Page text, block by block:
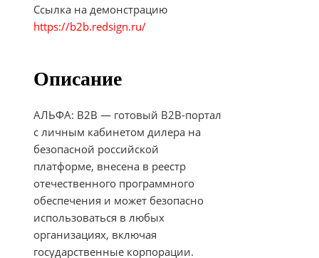
Ссылка на демонстрацию
https://b2b.redsign.ru/
Описание
АЛЬФА: B2B — готовый В2В-портал
с личным кабинетом дилера на
безопасной российской
платформе, внесена в реестр
отечественного программного
обеспечения и может безопасно
использоваться в любых
организациях, включая
государственные корпорации.